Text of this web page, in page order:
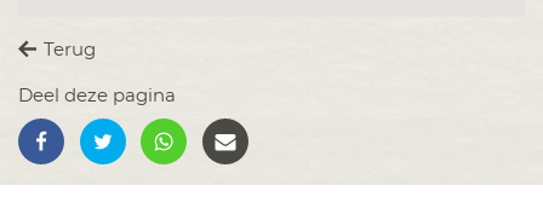
Terug
Deel deze pagina